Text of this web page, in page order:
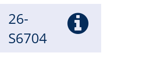
26-
S6704